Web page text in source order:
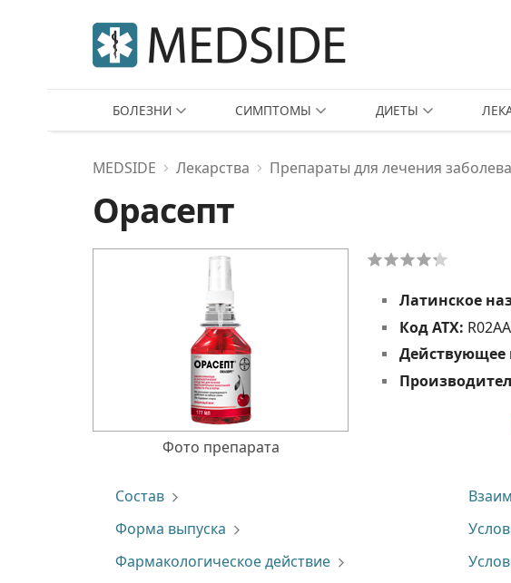
БОЛЕЗНИ СИМПТОМЫ ДИЕТЫ
MEDSIDE Лекарства Препараты для лечения
Орасепт
Фото препарата
Латинское
Код АТХ:
Действующее
Состав
Форма выпуска
Фармакологическое действие